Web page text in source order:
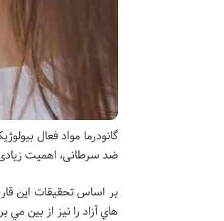
گانودرما مواد فعال
ضد سرطانی، اهمیت زیادی
بر اساس تحقیقات این
هاي آزاد را نیز از بين مي